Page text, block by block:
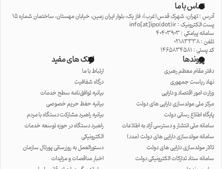
تماس با ما
آدرس : تهران، شهرک قدس(غرب)، فاز یک، بلوار ایران زمین، خیابان مهستان، ساختمان شماره 15
پست الکترونیک : info[at]ipo(dot)ir
سامانه پیامکی : 40403903
تلفن : 02183338
کد پستی : 1465834581
پیوندها
دفتر مقام معظم رهبری
نهاد ریاست جمهوری
وزارت امور اقتصاد و دارایی
مرکز ملی مولدسازی دارایی های دولت
پایگاه اطلاع رسانی دولت
سامانه ملی انتشار و دسترسی آزاد به اطلاعات
سامانه مولدسازی دارایی های دولت (مدد)
تالار مولدسازی دارایی های دولت
سامانه ستاد تدارکات الکترونیکی دولت
لینک های مفید
ارتباط با ما
درگاه شفافیت
بیانیه توافق‌نامه سطح خدمات
بیانیه حفظ حریم خصوصی
بیانیه راهبرد مشارکت دستگاه با مردم
راهبرد دستگاه در حوزه توسعه خدمات
الکترونیکی
دستورالعمل به روزرسانی پورتال سازمان
اخبار مناقصات و مزایدات